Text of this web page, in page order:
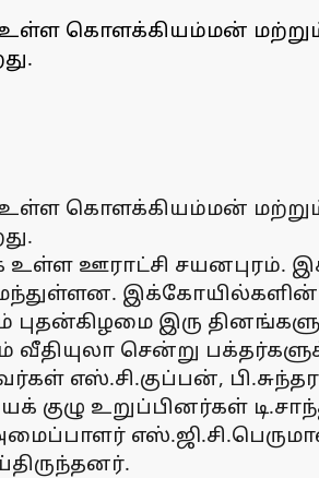
கொளக்கியம்மன்
கொளக்கியம்மன்
உள்ள ஊராட்சி
இக்கோயில்களின்
இரு
வீதியுலா சென்று
எஸ்.சி.குப்பன்,
உறுப்பினர்கள்